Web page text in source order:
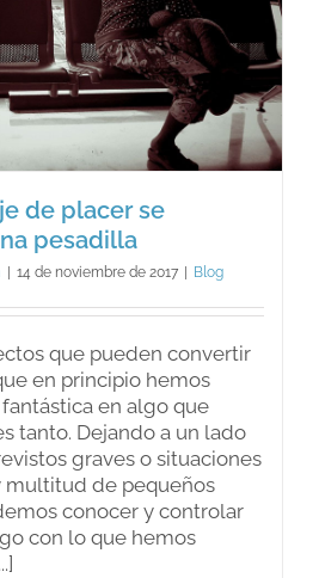
ley?
de placer se
pesadilla
| 14 de noviembre de 2017 | Blog
que pueden convertir
en principio hemos
en algo que
tanto. Dejando a un lado
graves o situaciones
multitud de pequeños
conocer y controlar
con lo que hemos